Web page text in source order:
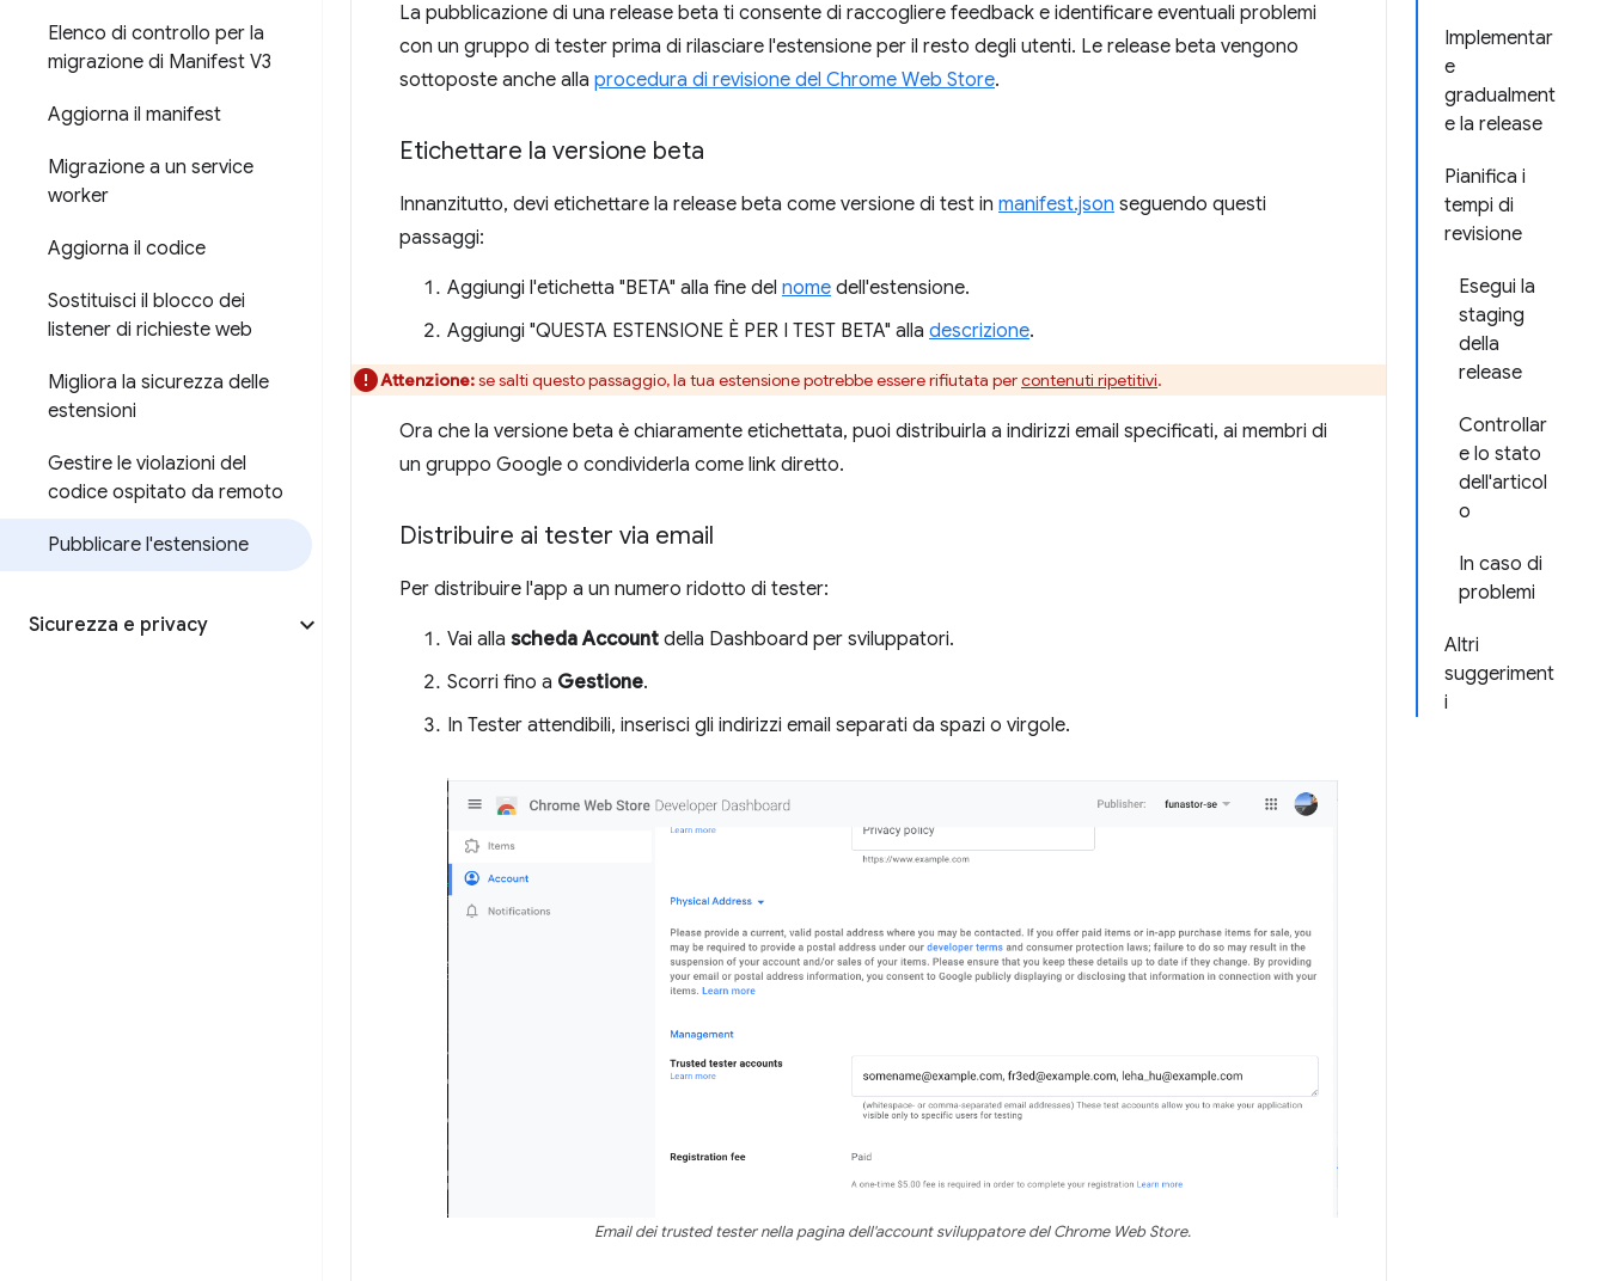
Elenco di controllo per la
migrazione di Manifest V3
Aggiorna il manifest
Migrazione a un service
worker
Aggiorna il codice
Sostituisci il blocco dei
listener di richieste web
Migliora la sicurezza delle
estensioni
Gestire le violazioni del
codice ospitato da remoto
Pubblicare l'estensione
Sicurezza e privacy
Implementar
e
gradualment
e la release
Pianifica i
tempi di
revisione
Esegui la
staging
della
release
Controllar
e lo stato
dell'articol
o
In caso di
problemi
Altri
suggeriment
i
La pubblicazione di una release beta ti consente di raccogliere feedback e identificare eventuali problemi
con un gruppo di tester prima di rilasciare l'estensione per il resto degli utenti. Le release beta vengono
sottoposte anche alla procedura di revisione del Chrome Web Store.
Etichettare la versione beta
Innanzitutto, devi etichettare la release beta come versione di test in manifest.json seguendo questi
passaggi:
Aggiungi l'etichetta "BETA" alla fine del nome dell'estensione.
Aggiungi "QUESTA ESTENSIONE È PER I TEST BETA" alla descrizione.
Attenzione:se salti questo passaggio, la tua estensione potrebbe essere rifiutata percontenuti ripetitivi.
Ora che la versione beta è chiaramente etichettata, puoi distribuirla a indirizzi email specificati, ai membri di
un gruppo Google o condividerla come link diretto.
Distribuire ai tester via email
Per distribuire l'app a un numero ridotto di tester:
Vai alla scheda Account della Dashboard per sviluppatori.
Scorri fino a Gestione.
In Tester attendibili, inserisci gli indirizzi email separati da spazi o virgole.
Email dei trusted tester nella pagina dell'account sviluppatore del Chrome Web Store.